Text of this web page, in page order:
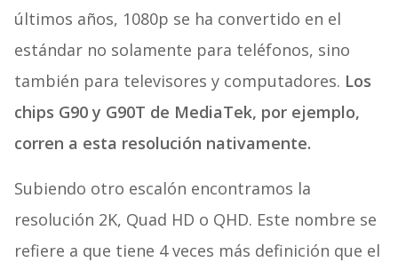
últimos años, 1080p se ha convertido en el
estándar no solamente para teléfonos, sino
también para televisores y computadores. Los
chips G90 y G90T de MediaTek, por ejemplo,
corren a esta resolución nativamente.
Subiendo otro escalón encontramos la
resolución 2K, Quad HD o QHD. Este nombre se
refiere a que tiene 4 veces más definición que el